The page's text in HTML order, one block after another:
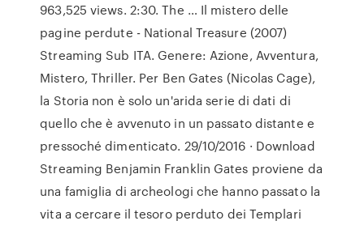
963,525 views. 2:30. The … Il mistero delle
pagine perdute - National Treasure (2007)
Streaming Sub ITA. Genere: Azione, Avventura,
Mistero, Thriller. Per Ben Gates (Nicolas Cage),
la Storia non è solo un'arida serie di dati di
quello che è avvenuto in un passato distante e
pressoché dimenticato. 29/10/2016 · Download
Streaming Benjamin Franklin Gates proviene da
una famiglia di archeologi che hanno passato la
vita a cercare il tesoro perduto dei Templari